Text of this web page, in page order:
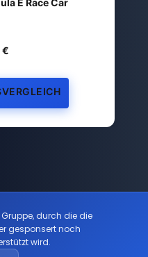
€
Gruppe, durch die die
gesponsert noch
wird.